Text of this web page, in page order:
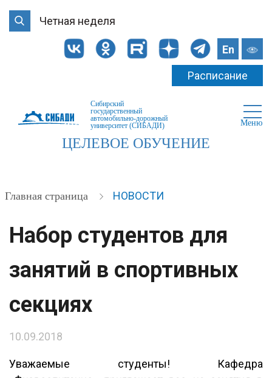
Четная неделя
En
Расписание
Сибирский
государственный
автомобильно-дорожный
университет (СИБАДИ)
Меню
ЦЕЛЕВОЕ ОБУЧЕНИЕ
Главная страница НОВОСТИ
Набор студентов для
занятий в спортивных
секциях
10.09.2018
Уважаемые студенты! Кафедра